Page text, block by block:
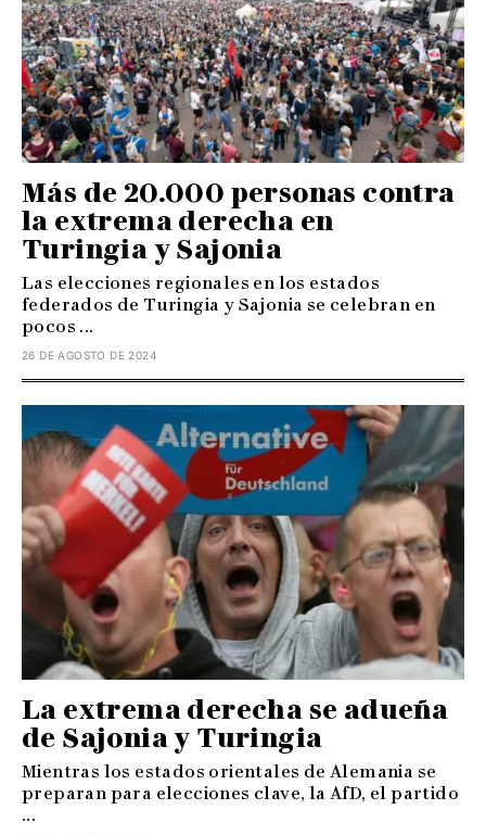
Más de 20.000 personas contra
la extrema derecha en
Turingia y Sajonia
Las elecciones regionales en los estados
federados de Turingia y Sajonia se celebran en
pocos ...
26 DE AGOSTO DE 2024
La extrema derecha se adueña
de Sajonia y Turingia
Mientras los estados orientales de Alemania se
preparan para elecciones clave, la AfD, el partido
...